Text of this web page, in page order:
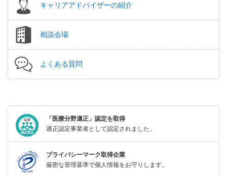
キャリアアドバイザーの紹介
相談会場
よくある質問
「医療分野適正」認定を取得
適正認定事業者として認定されました。
プライバシーマーク取得企業
厳密な管理基準で個人情報をお守りします。